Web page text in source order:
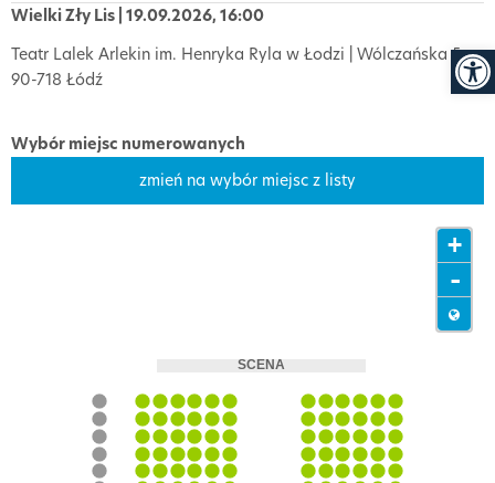
Wielki Zły Lis | 19.09.2026, 16:00
Teatr Lalek Arlekin im. Henryka Ryla w Łodzi | Wólczańska 5,
90-718 Łódź
Wybór miejsc numerowanych
zmień na wybór miejsc z listy
+
-